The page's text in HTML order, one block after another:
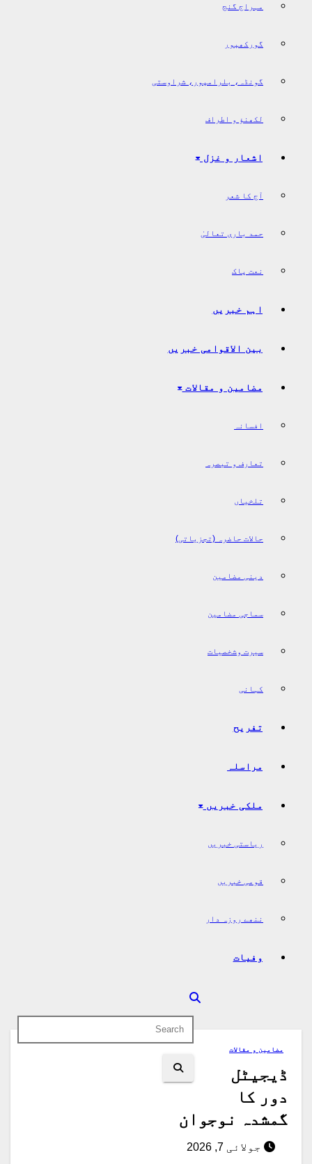
مہراج گنج
گورکھپور
گونڈہ، بلرامپور، شراوستی
لکھنؤ و اطراف
اشعار و غزل
آج کا شعر
حمد باری تعالیٰ
نعت پاک
اہم خبریں
بین الاقوامی خبریں
مضامین و مقالات
افسانہ
تعارف و تبصرہ
تلخیاں
حالات حاضرہ (تجزیاتی)
دینی مضامین
سماجی مضامین
سیرت وشخصیات
کہانی
تفریح
مراسلہ
ملکی خبریں
ریاستی خبریں
قومی خبریں
ننھے روزہ دار
وفیات
مضامین و مقالات
ڈیجیٹل
دور کا
گمشدہ نوجوان
جولائی 7, 2026